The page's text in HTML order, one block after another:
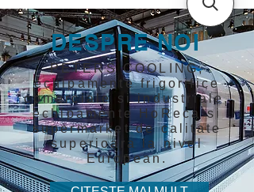
DESPRE NOI
PETERS COOLING,
echipamente frigorifice
comerciale si industriale,
echipamente HoReca si
supermarket de calitate
superioara la nivel
European.